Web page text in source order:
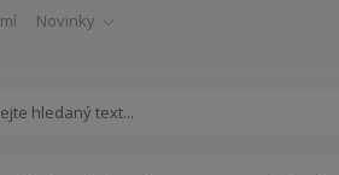
Novinky